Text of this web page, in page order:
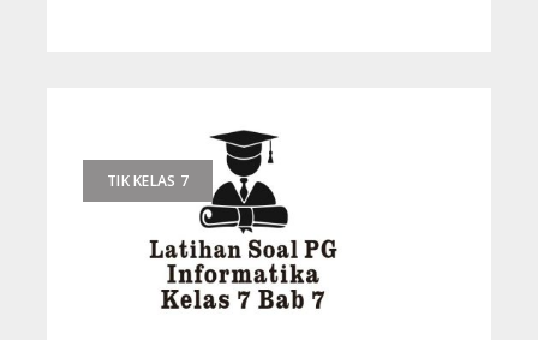
TIK KELAS 7